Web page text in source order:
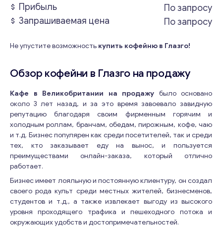
Прибыль
По запросу
Запрашиваемая цена
По запросу
Не упустите возможность купить кофейню в Глазго!
Обзор кофейни в Глазго на продажу
Кафе в Великобритании на продажу было основано
около 3 лет назад, и за это время завоевало завидную
репутацию благодаря своим фирменным горячим и
холодным роллам, бранчам, обедам, пирожным, кофе, чаю
и т.д. Бизнес популярен как среди посетителей, так и среди
тех, кто заказывает еду на вынос, и пользуется
преимуществами онлайн-заказа, который отлично
работает.
Бизнес имеет лояльную и постоянную клиентуру, он создал
своего рода культ среди местных жителей, бизнесменов,
студентов и т.д., а также извлекает выгоду из высокого
уровня проходящего трафика и пешеходного потока и
окружающих удобств и достопримечательностей.